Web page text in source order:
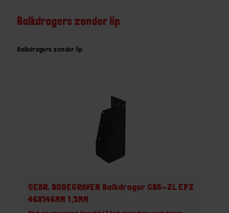
Balkdragers zonder lip
Balkdragers zonder lip
GEBR. BODEGRAVEN Balkdrager GBS-ZL EPZ
46X146MM 1,5MM